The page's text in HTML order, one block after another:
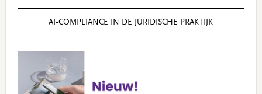
AI‑COMPLIANCE IN DE JURIDISCHE PRAKTIJK